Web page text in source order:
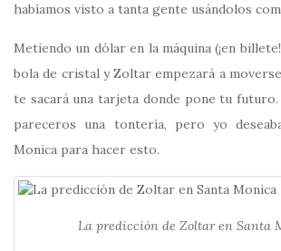
habíamos visto a tanta gente usándolos
Metiendo un dólar en la máquina (¡en
bola de cristal y Zoltar empezará a
te sacará una tarjeta donde pone tu futuro.
pareceros una tontería, pero yo
Monica para hacer esto.
La predicción de Zoltar en Santa